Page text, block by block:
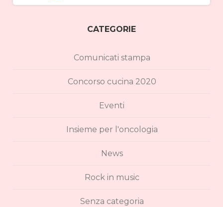
CATEGORIE
Comunicati stampa
Concorso cucina 2020
Eventi
Insieme per l'oncologia
News
Rock in music
Senza categoria